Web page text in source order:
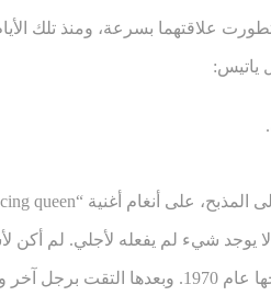
علاقتهما بسرعة، ومنذ تلك الأيام
ياتيس:
شيء لم يفعله لأجلي. لم أكن